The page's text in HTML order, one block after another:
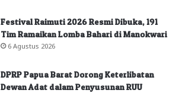
Festival Raimuti 2026 Resmi Dibuka, 191
Tim Ramaikan Lomba Bahari di Manokwari
6 Agustus 2026
DPRP Papua Barat Dorong Keterlibatan
Dewan Adat dalam Penyusunan RUU